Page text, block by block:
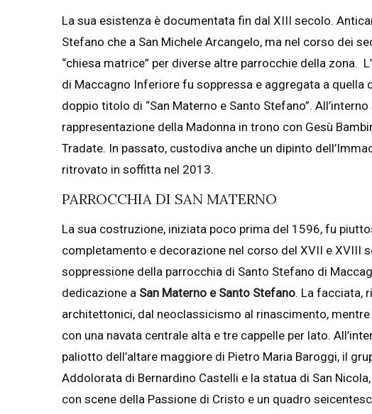
La sua esistenza è documentata fin dal XIII secolo.
Stefano che a San Michele Arcangelo, ma nel corso dei
“chiesa matrice” per diverse altre parrocchie della zona.
di Maccagno Inferiore fu soppressa e aggregata a quella
doppio titolo di “San Materno e Santo Stefano”.
rappresentazione della Madonna in trono con Gesù
Tradate. In passato, custodiva anche un dipinto
ritrovato in soffitta nel 2013.
PARROCCHIA DI SAN MATERNO
La sua costruzione, iniziata poco prima del 1596, fu
completamento e decorazione nel corso del XVII e XVIII
soppressione della parrocchia di Santo Stefano di
dedicazione a San Materno e Santo Stefano. La facciata,
architettonici, dal neoclassicismo al rinascimento,
con una navata centrale alta e tre cappelle per lato.
paliotto dell’altare maggiore di Pietro Maria Baroggi, il
Addolorata di Bernardino Castelli e la statua di San
con scene della Passione di Cristo e un quadro